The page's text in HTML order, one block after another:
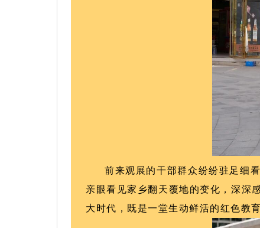
前来观展的干部群众纷纷驻足细
亲眼看见家乡翻天覆地的变化，深深
大时代，既是一堂生动鲜活的红色教